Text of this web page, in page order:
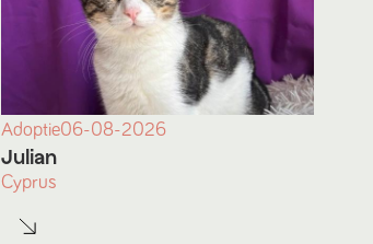
Adoptie06-08-2026
Julian
Cyprus